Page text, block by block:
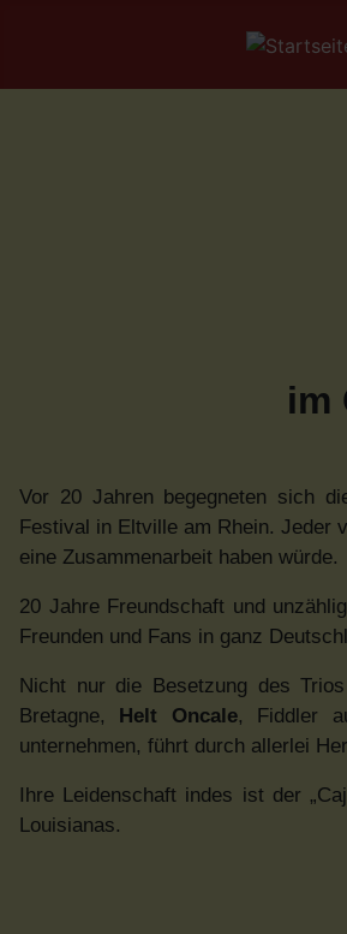
im
Vor 20 Jahren begegneten sich
Festival in Eltville am Rhein. Jeder
eine Zusammenarbeit haben würde.
20 Jahre Freundschaft und
Freunden und Fans in ganz
Nicht nur die Besetzung des
Bretagne, Helt Oncale, Fiddler
unternehmen, führt durch allerlei
Ihre Leidenschaft indes ist der
Louisianas.